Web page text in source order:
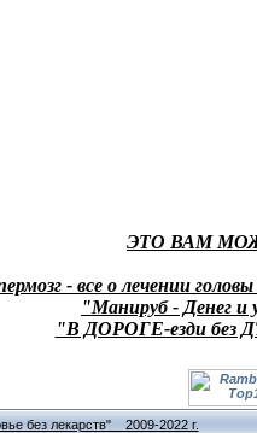
ЭТО ВАМ
- все о лечении
"Манируб - Денег и
"В ДОРОГЕ-езди без
без лекарств" 2009-2022 г.